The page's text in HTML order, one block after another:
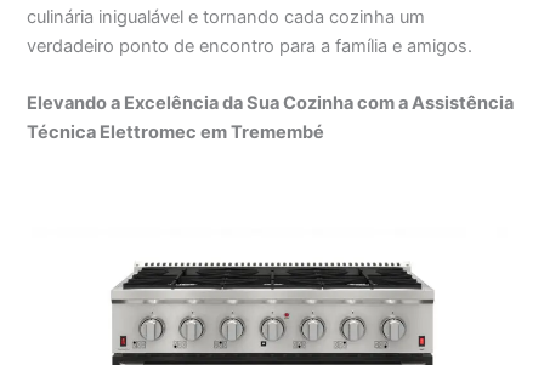
culinária inigualável e tornando cada cozinha um
verdadeiro ponto de encontro para a família e amigos.
Elevando a Excelência da Sua Cozinha com a Assistência
Técnica Elettromec em Tremembé